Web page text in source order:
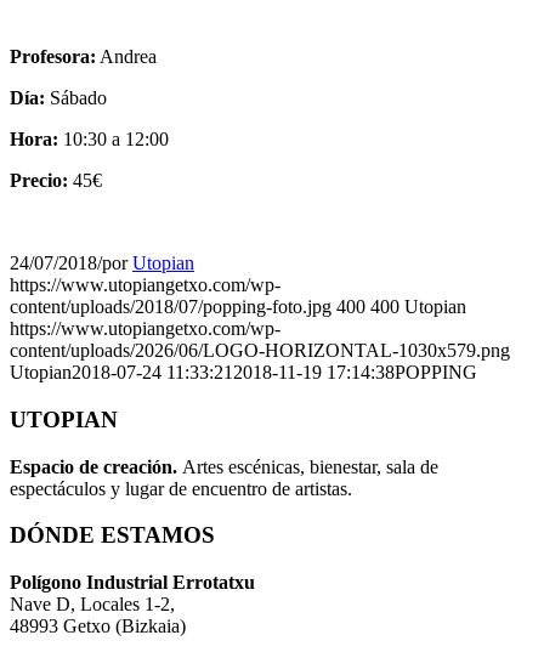
Profesora: Andrea
Día: Sábado
Hora: 10:30 a 12:00
Precio: 45€
24/07/2018/porUtopian
https://www.utopiangetxo.com/wp-
content/uploads/2018/07/popping-foto.jpg 400 400 Utopian
https://www.utopiangetxo.com/wp-
content/uploads/2026/06/LOGO-HORIZONTAL-1030x579.png
Utopian2018-07-24 11:33:21 2018-11-19 17:14:38POPPING
UTOPIAN
Espacio de creación. Artes escénicas, bienestar, sala de
espectáculos y lugar de encuentro de artistas.
DÓNDE ESTAMOS
Polígono Industrial Errotatxu
Nave D, Locales 1-2,
48993 Getxo (Bizkaia)